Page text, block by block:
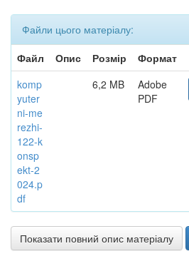
Файли цього матеріалу:
Файл
Опис Розмір
Формат
komp
yuter
ni-me
rezhi-
122-k
onsp
ekt-2
024.p
df
6,2 MB
Adobe
PDF
Показати повний опис матеріалу